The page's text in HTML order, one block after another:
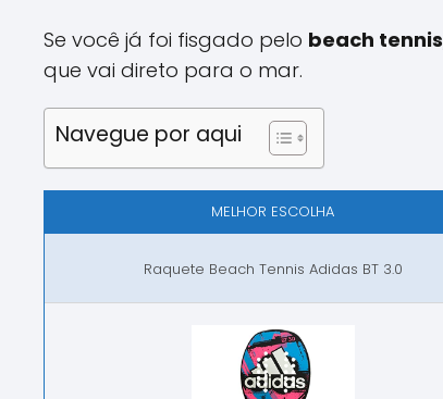
Se você já foi fisgado pelo beach tennis
que vai direto para o mar.
Navegue por aqui
MELHOR ESCOLHA
Raquete Beach Tennis Adidas BT 3.0